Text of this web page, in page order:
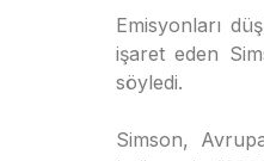
Emisyonları
işaret eden
söyledi.
Simson,